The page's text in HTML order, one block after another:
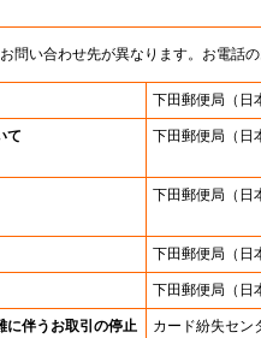
問い合わせ先が異なります。お電話の
下田郵便局 （
て 下田郵便局 （
下田郵便局 （
下田郵便局 （
下田郵便局 （
に伴うお取引の停止 カード紛失セン